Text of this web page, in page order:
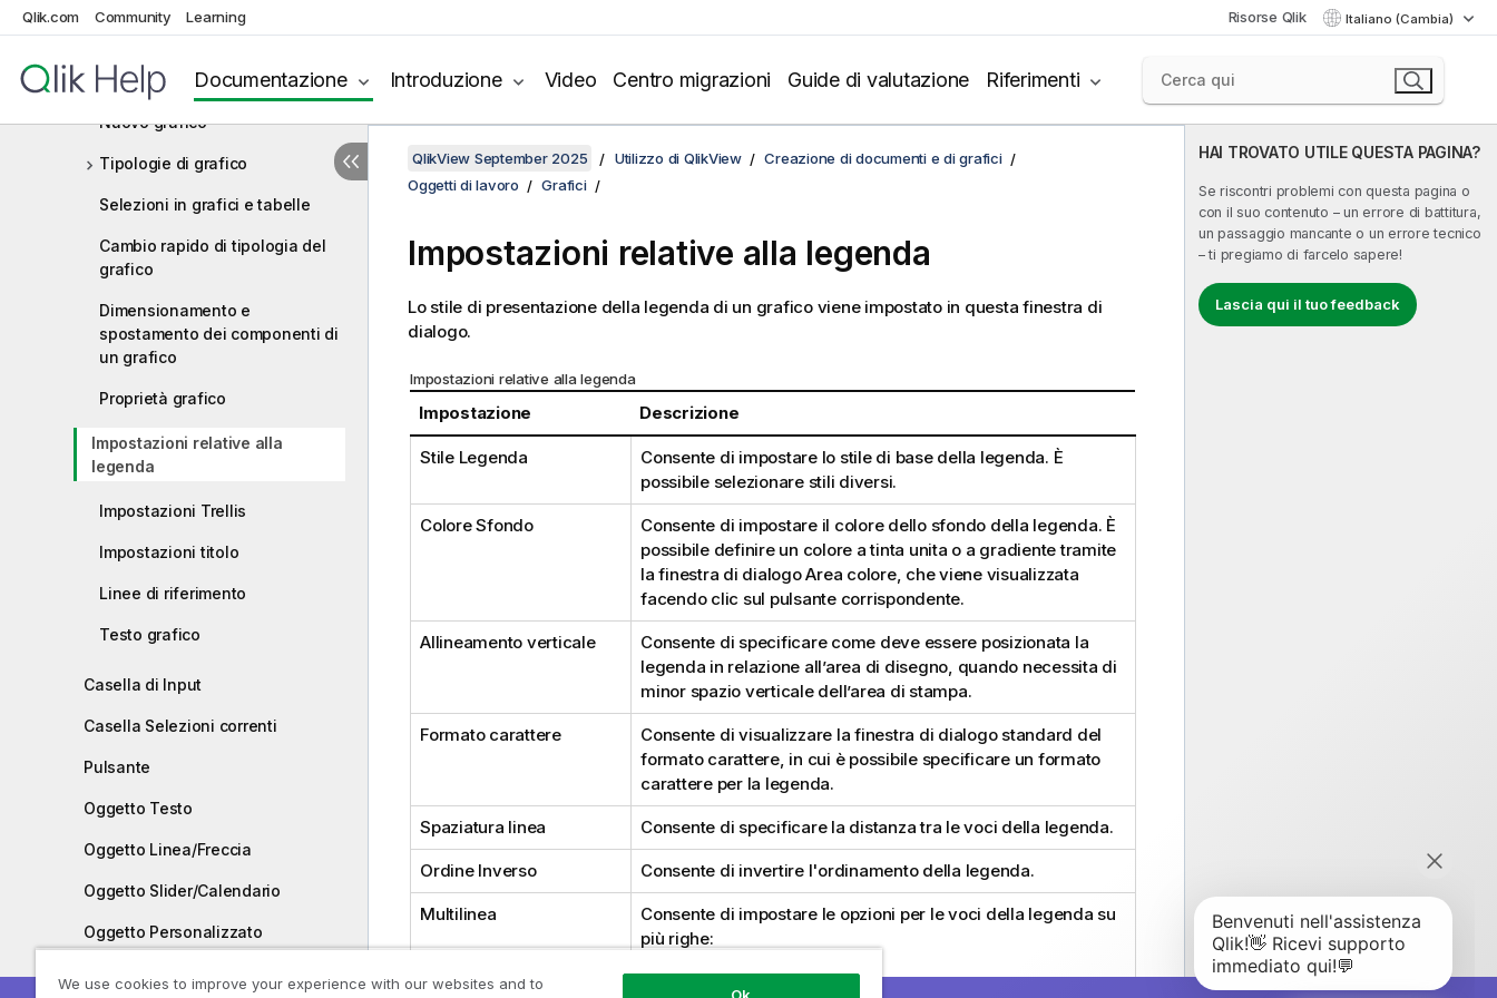
Qlik.com Community Learning Risorse Qlik Italiano (Cambia)
Documentazione Introduzione Video Centro migrazioni Guide di valutazione Riferimenti
Grafici
Nuovo grafico
Tipologie di grafico
Selezioni in grafici e tabelle
Cambio rapido di tipologia del
grafico
Dimensionamento e
spostamento dei componenti di
un grafico
Proprietà grafico
Impostazioni relative alla
legenda
Impostazioni Trellis
Impostazioni titolo
Linee di riferimento
Testo grafico
Casella di Input
Casella Selezioni correnti
Pulsante
Oggetto Testo
Oggetto Linea/Freccia
Oggetto Slider/Calendario
Oggetto Personalizzato
HAI TROVATO UTILE QUESTA PAGINA?
Se riscontri problemi con questa pagina o
con il suo contenuto – un errore di battitura,
un passaggio mancante o un errore tecnico
– ti pregiamo di farcelo sapere!
Lascia qui il tuo feedback
QlikView September 2025 Utilizzo di QlikView
Creazione di documenti e di grafici
Oggetti di lavoro
Grafici
Impostazioni relative alla legenda
Lo stile di presentazione della legenda di un grafico viene impostato in questa finestra di
dialogo.
Impostazioni relative alla legenda
Impostazione Descrizione
Stile Legenda
Consente di impostare lo stile di base della legenda. È
possibile selezionare stili diversi.
Colore Sfondo
Consente di impostare il colore dello sfondo della legenda. È
possibile definire un colore a tinta unita o a gradiente tramite
la finestra di dialogo Area colore, che viene visualizzata
facendo clic sul pulsante corrispondente.
Allineamento verticale
Consente di specificare come deve essere posizionata la
legenda in relazione all’area di disegno, quando necessita di
minor spazio verticale dell’area di stampa.
Formato carattere
Consente di visualizzare la finestra di dialogo standard del
formato carattere, in cui è possibile specificare un formato
carattere per la legenda.
Spaziatura linea Consente di specificare la distanza tra le voci della legenda.
Ordine Inverso Consente di invertire l'ordinamento della legenda.
Multilinea
Consente di impostare le opzioni per le voci della legenda su
più righe:
Dispone il testo delle voci della legenda su due o più righe.
We use cookies to improve your experience with our websites and to